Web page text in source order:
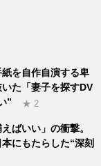
紙を自作自演する卑
た「妻子を探すDV
”
★ 2
ばいい」の衝撃。
にもたらした“深刻